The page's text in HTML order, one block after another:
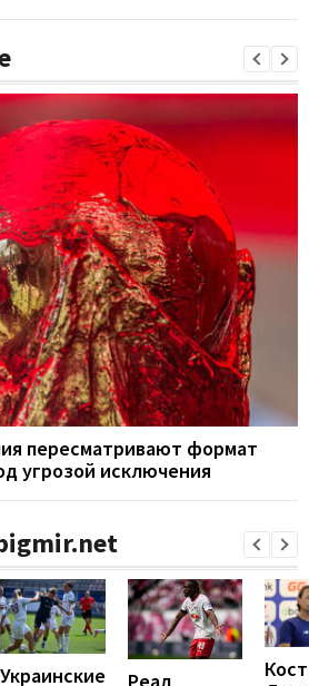
пересматривают формат
угрозой исключения
Украинские